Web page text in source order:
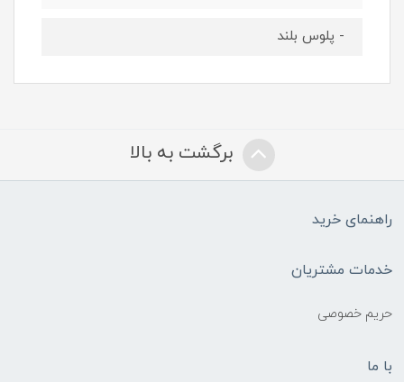
- پلوس بلند
برگشت به بالا
راهنمای خرید
خدمات مشتریان
حریم خصوصی
با ما